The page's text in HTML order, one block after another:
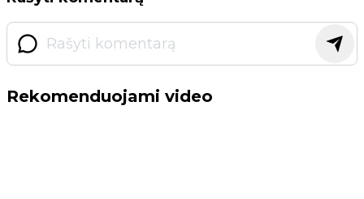
Rekomenduojami video